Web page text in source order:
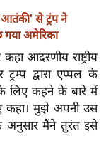
से ट्रंप ने
अमेरिका
आदरणीय राष्ट्रीय
द्वारा एप्पल के
लिए कहने के बारे में
कहा। मुझे अपनी उस
अनुसार मैंने तुरंत इसे